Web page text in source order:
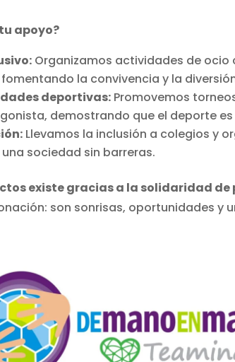
apoyo?
Organizamos actividades de ocio
la convivencia y la
deportivas: Promovemos
demostrando que el deporte
Llevamos la inclusión a colegios y
sociedad sin barreras.
existe gracias a la solidaridad de
son sonrisas, oportunidades y